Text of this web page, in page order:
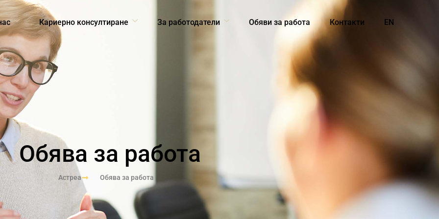
Кариерно консултиране За работодатели Обяви за работа Контакти EN
Обява за работа
Астреа Обява за работа